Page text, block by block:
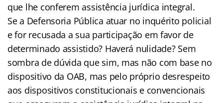
que lhe conferem assistência jurídica integral.
Se a Defensoria Pública atuar no inquérito policial
e for recusada a sua participação em favor de
determinado assistido? Haverá nulidade? Sem
sombra de dúvida que sim, mas não com base no
dispositivo da OAB, mas pelo próprio desrespeito
aos dispositivos constitucionais e convencionais